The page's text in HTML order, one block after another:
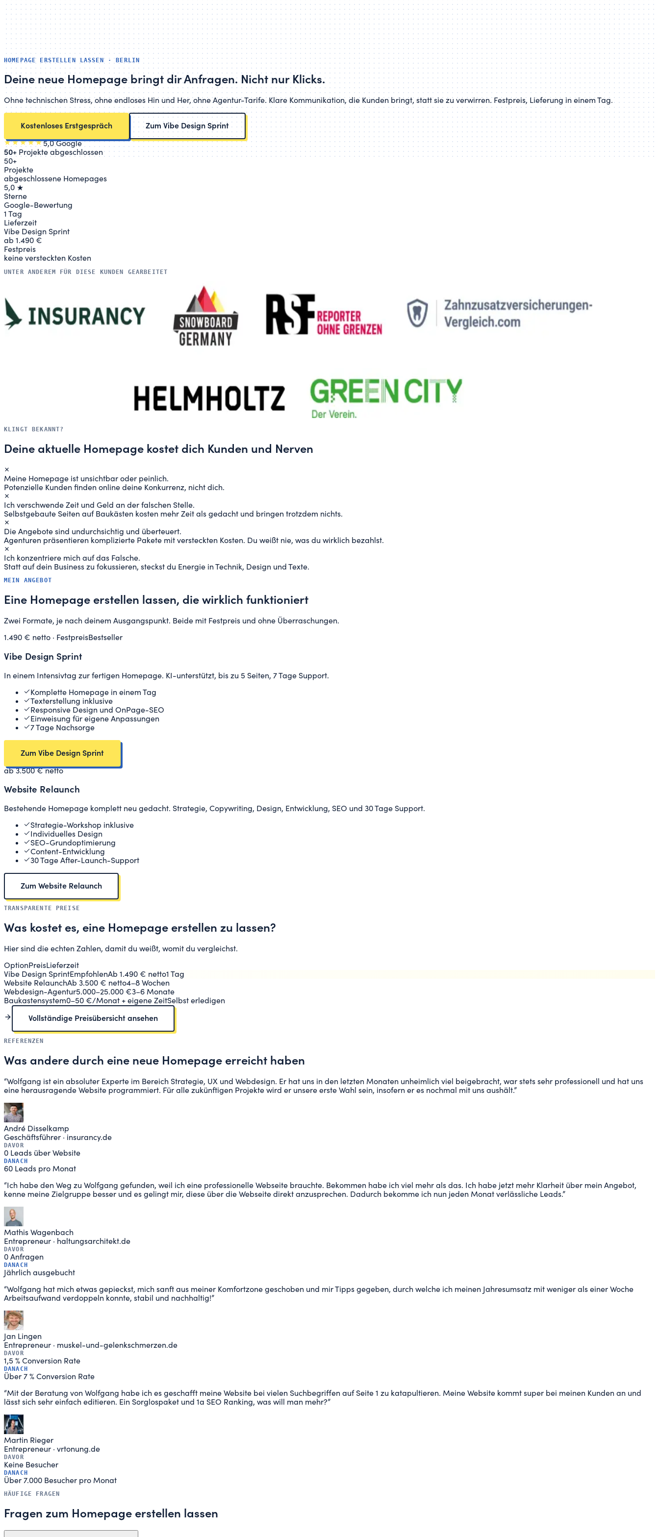
HOMEPAGE ERSTELLEN LASSEN · BERLIN
Deine neue Homepage bringt dirAnfragen. Nicht nur Klicks.
Ohne technischen Stress, ohne endloses Hin und Her, ohne Agentur-Tarife. Klare Kommunikation, die Kunden bringt, statt sie zu verwirren. Festpreis, Lieferung in einem Tag.
Kostenloses Erstgespräch
Zum Vibe Design Sprint
5,0 Google
50+ Projekte abgeschlossen
50+
Projekte
abgeschlossene Homepages
5,0 ★
Sterne
Google-Bewertung
1 Tag
Lieferzeit
Vibe Design Sprint
ab 1.490 €
Festpreis
keine versteckten Kosten
UNTER ANDEREM FÜR DIESE KUNDEN GEARBEITET
KLINGT BEKANNT?
Deine aktuelle Homepage kostet dich Kunden und Nerven
Meine Homepage ist unsichtbar oder peinlich.
Potenzielle Kunden finden online deine Konkurrenz, nicht dich.
Ich verschwende Zeit und Geld an der falschen Stelle.
Selbstgebaute Seiten auf Baukästen kosten mehr Zeit als gedacht und bringen trotzdem nichts.
Die Angebote sind undurchsichtig und überteuert.
Agenturen präsentieren komplizierte Pakete mit versteckten Kosten. Du weißt nie, was du wirklich bezahlst.
Ich konzentriere mich auf das Falsche.
Statt auf dein Business zu fokussieren, steckst du Energie in Technik, Design und Texte.
MEIN ANGEBOT
Eine Homepage erstellen lassen, die wirklich funktioniert
Zwei Formate, je nach deinem Ausgangspunkt. Beide mit Festpreis und ohne Überraschungen.
1.490 € netto · FestpreisBestseller
Vibe Design Sprint
In einem Intensivtag zur fertigen Homepage. KI-unterstützt, bis zu 5 Seiten, 7 Tage Support.
Komplette Homepage in einem Tag
Texterstellung inklusive
Responsive Design und OnPage-SEO
Einweisung für eigene Anpassungen
7 Tage Nachsorge
Zum Vibe Design Sprint
ab 3.500 € netto
Website Relaunch
Bestehende Homepage komplett neu gedacht. Strategie, Copywriting, Design, Entwicklung, SEO und 30 Tage Support.
Strategie-Workshop inklusive
Individuelles Design
SEO-Grundoptimierung
Content-Entwicklung
30 Tage After-Launch-Support
Zum Website Relaunch
TRANSPARENTE PREISE
Was kostet es, eine Homepage erstellen zu lassen?
Hier sind die echten Zahlen, damit du weißt, womit du vergleichst.
OptionPreisLieferzeit
Vibe Design SprintEmpfohlenAb 1.490 € netto1 Tag
Website RelaunchAb 3.500 € netto4–8 Wochen
Webdesign-Agentur5.000–25.000 €3–6 Monate
Baukastensystem0–50 €/Monat + eigene ZeitSelbst erledigen
Vollständige Preisübersicht ansehen
REFERENZEN
Was andere durch eine neue Homepage erreicht haben
“Wolfgang ist ein absoluter Experte im Bereich Strategie, UX und Webdesign. Er hat uns in den letzten Monaten unheimlich viel beigebracht, war stets sehr professionell und hat uns
eine herausragende Website programmiert. Für alle zukünftigen Projekte wird er unsere erste Wahl sein, insofern er es nochmal mit uns aushält.”
André Disselkamp
Geschäftsführer · insurancy.de
DAVOR
0 Leads über Website
DANACH
60 Leads pro Monat
“Ich habe den Weg zu Wolfgang gefunden, weil ich eine professionelle Webseite brauchte. Bekommen habe ich viel mehr als das. Ich habe jetzt mehr Klarheit über mein Angebot,
kenne meine Zielgruppe besser und es gelingt mir, diese über die Webseite direkt anzusprechen. Dadurch bekomme ich nun jeden Monat verlässliche Leads.”
Mathis Wagenbach
Entrepreneur · haltungsarchitekt.de
DAVOR
0 Anfragen
DANACH
Jährlich ausgebucht
“Wolfgang hat mich etwas gepieckst, mich sanft aus meiner Komfortzone geschoben und mir Tipps gegeben, durch welche ich meinen Jahresumsatz mit weniger als einer Woche
Arbeitsaufwand verdoppeln konnte, stabil und nachhaltig!”
Jan Lingen
Entrepreneur · muskel-und-gelenkschmerzen.de
DAVOR
1,5 % Conversion Rate
DANACH
Über 7 % Conversion Rate
“Mit der Beratung von Wolfgang habe ich es geschafft meine Website bei vielen Suchbegriffen auf Seite 1 zu katapultieren. Meine Website kommt super bei meinen Kunden an und
lässt sich sehr einfach editieren. Ein Sorglospaket und 1a SEO Ranking, was will man mehr?”
Martin Rieger
Entrepreneur · vrtonung.de
DAVOR
Keine Besucher
DANACH
Über 7.000 Besucher pro Monat
HÄUFIGE FRAGEN
Fragen zum Homepage erstellen lassen